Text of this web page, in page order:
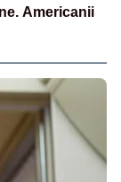
Americanii